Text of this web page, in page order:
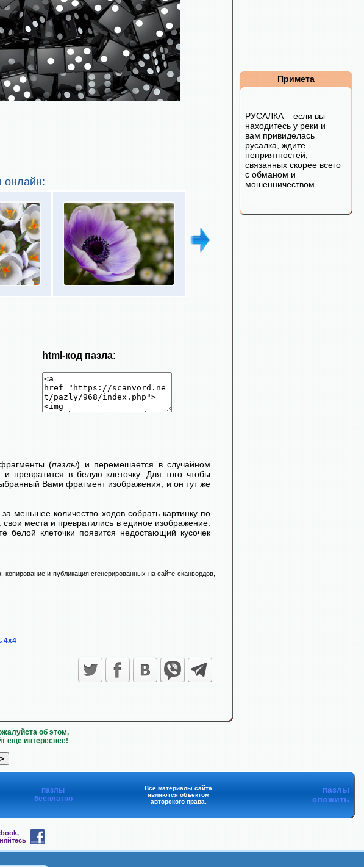
онлайн:
html-код пазла:
(пазлы) и перемешается в случайном
превратится в белую клеточку. Для того чтобы
Вами фрагмент изображения, и он тут же
меньшее количество ходов собрать картинку по
места и превратились в единое изображение.
белой клеточки появится недостающий кусочек
и публикация сгенерированных на сайте сканвордов,
4х4
Примета
РУСАЛКА – если вы
находитесь у реки и
вам привиделась
русалка, ждите
неприятностей,
связанных скорее всего
с обманом и
мошенничеством.
об этом,
еще интереснее!
пазлы
бесплатно
Все материалы сайта
являются объектом
авторского права.
пазлы
сложить